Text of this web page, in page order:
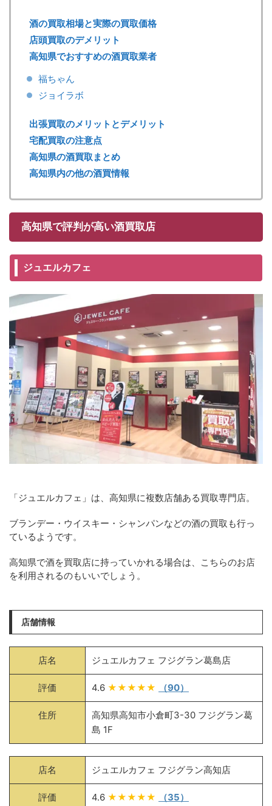
酒の買取相場と実際の買取価格
店頭買取のデメリット
高知県でおすすめの酒買取業者
福ちゃん
ジョイラボ
出張買取のメリットとデメリット
宅配買取の注意点
高知県の酒買取まとめ
高知県内の他の酒買情報
高知県で評判が高い酒買取店
ジュエルカフェ
「ジュエルカフェ」は、高知県に複数店舗ある買取専門店。
ブランデー・ウイスキー・シャンパンなどの酒の買取も行っ
ているようです。
高知県で酒を買取店に持っていかれる場合は、こちらのお店
を利用されるのもいいでしょう。
店舗情報
店名 ジュエルカフェ フジグラン葛島店
評価 4.6 ★★★★★ （90）
住所
高知県高知市小倉町3-30 フジグラン葛
島 1F
店名 ジュエルカフェ フジグラン高知店
評価 4.6 ★★★★★ （35）